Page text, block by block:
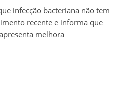
infecção bacteriana não tem
recente e informa que
melhora